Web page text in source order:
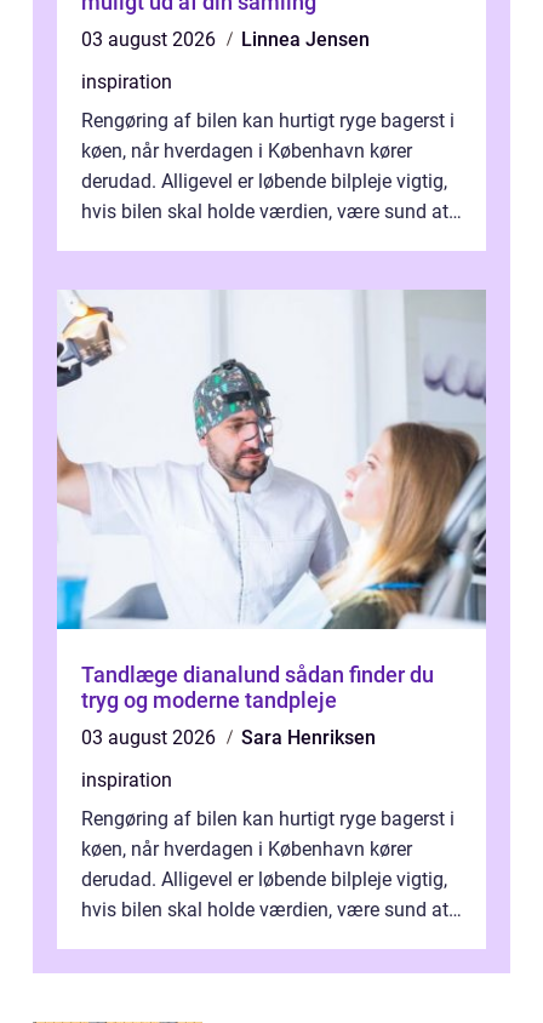
03 august 2026
Linnea Jensen
inspiration
Rengøring af bilen kan hurtigt ryge bagerst i
køen, når hverdagen i København kører
derudad. Alligevel er løbende bilpleje vigtig,
hvis bilen skal holde værdien, være sund at
Tandlæge dianalund sådan finder du
tryg og moderne tandpleje
03 august 2026
Sara Henriksen
inspiration
Rengøring af bilen kan hurtigt ryge bagerst i
køen, når hverdagen i København kører
derudad. Alligevel er løbende bilpleje vigtig,
hvis bilen skal holde værdien, være sund at